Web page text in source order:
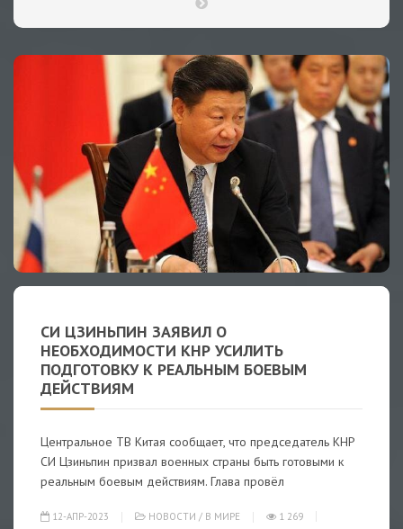
СИ ЦЗИНЬПИН ЗАЯВИЛ О
НЕОБХОДИМОСТИ КНР УСИЛИТЬ
ПОДГОТОВКУ К РЕАЛЬНЫМ БОЕВЫМ
ДЕЙСТВИЯМ
Центральное ТВ Китая сообщает, что председатель КНР
СИ Цзиньпин призвал военных страны быть готовыми к
реальным боевым действиям. Глава провёл
12-АПР-2023 НОВОСТИ / В МИРЕ
1 269